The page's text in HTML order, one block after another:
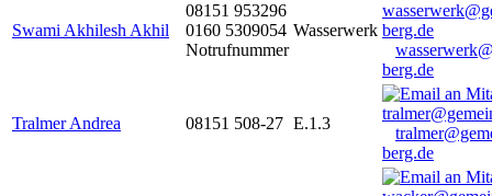
Swami Akhilesh Akhil
08151 953296
0160 5309054
Notrufnummer
Wasserwerk
berg.de
Tralmer Andrea 08151 508-27 E.1.3
berg.de